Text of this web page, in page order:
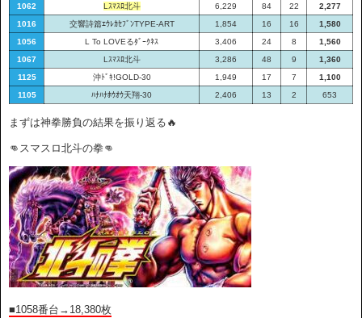
1062
Lｽﾏｽﾛ北斗 6,229 84 22
2,277
1016
交響詩篇ｴｳﾚｶｾﾌﾞﾝTYPE-ART 1,854 16 16
1,580
1056
L To LOVEるﾀﾞｰｸﾈｽ 3,406 24 8
1,560
1067
Lｽﾏｽﾛ北斗 3,286 48 9
1,360
1125
沖ﾄﾞｷ!GOLD-30 1,949 17 7
1,100
1105
ﾊﾅﾊﾅﾎｳｵｳ天翔-30 2,406 13 2 653
まずは神拳勝負の結果を振り返る🔥
👊スマスロ北斗の拳👊
■1058番台→18,380枚